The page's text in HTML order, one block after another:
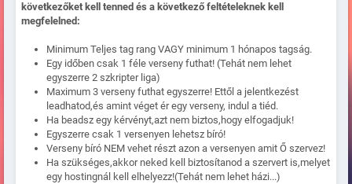
következőket kell tenned és a következő feltételeknek kell
megfelelned:
Minimum Teljes tag rang VAGY minimum 1 hónapos tagság.
Egy időben csak 1 féle verseny futhat! (Tehát nem lehet
egyszerre 2 szkripter liga)
Maximum 3 verseny futhat egyszerre! Ettől a jelentkezést
leadhatod,és amint véget ér egy verseny, indul a tiéd.
Ha beadsz egy kérvényt,azt nem biztos,hogy elfogadjuk!
Egyszerre csak 1 versenyen lehetsz bíró!
Verseny bíró NEM vehet részt azon a versenyen amit Ő szervez!
Ha szükséges,akkor neked kell biztosítanod a szervert is,melyet
egy hostingnál kell elhelyezz!(Tehát nem lehet házi...)